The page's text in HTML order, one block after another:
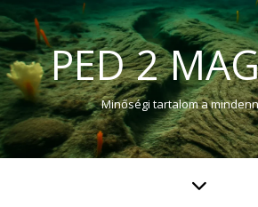
PED 2
Minőségi tartalom a